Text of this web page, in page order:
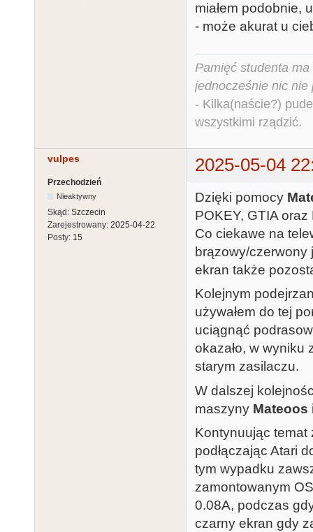
miałem podobnie,
- może akurat u
Pamięć studenta
jednocześnie nic nie
- Kilka(naście?)
wszystkimi rządzić.
vulpes 2025-05-04
Przechodzień
Nieaktywny
Skąd: Szczecin
Zarejestrowany: 2025-04-22
Posty: 15
Dzięki pomocy
POKEY, GTIA oraz
Co ciekawe na
brązowy/czerwony
ekran także
Kolejnym
używałem do tej
uciągnąć
okazało, w wyniku
starym zasilaczu.
W dalszej
maszyny Mateoos
Kontynuując temat
podłączając Atari
tym wypadku
zamontowanym
0.08A, podczas
czarny ekran gdy